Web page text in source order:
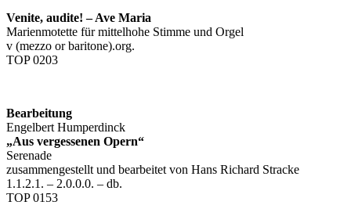
Venite, audite! – Ave Maria
Marienmotette für mittelhohe Stimme und Orgel
v (mezzo or baritone).org.
TOP 0203
Bearbeitung
Engelbert Humperdinck
„Aus vergessenen Opern“
Serenade
zusammengestellt und bearbeitet von Hans Richard Stracke
1.1.2.1. – 2.0.0.0. – db.
TOP 0153